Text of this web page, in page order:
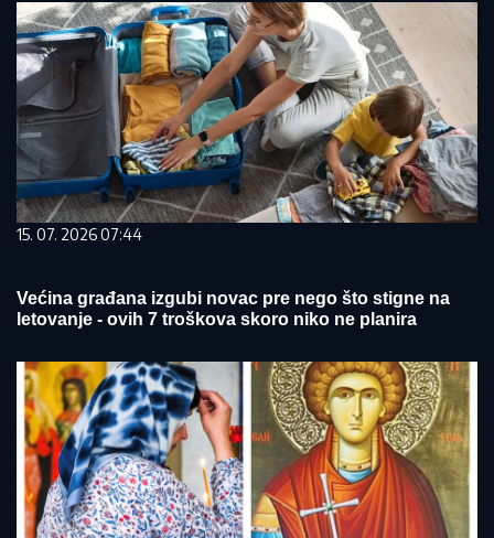
15. 07. 2026 07:44
Većina građana izgubi novac pre nego što stigne na
letovanje - ovih 7 troškova skoro niko ne planira